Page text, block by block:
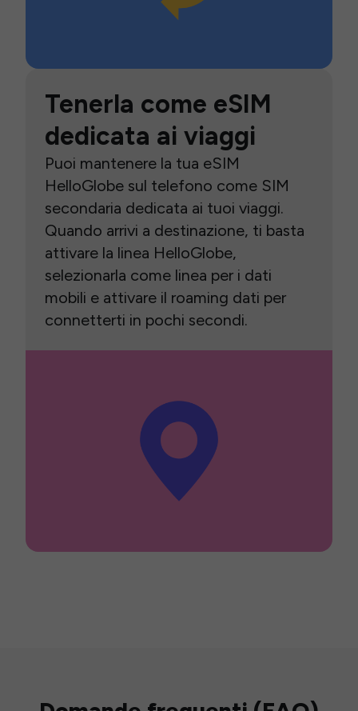
Tenerla come eSIM
dedicata ai viaggi
Puoi mantenere la tua eSIM
HelloGlobe sul telefono come SIM
secondaria dedicata ai tuoi viaggi.
Quando arrivi a destinazione, ti basta
attivare la linea HelloGlobe,
selezionarla come linea per i dati
mobili e attivare il roaming dati per
connetterti in pochi secondi.